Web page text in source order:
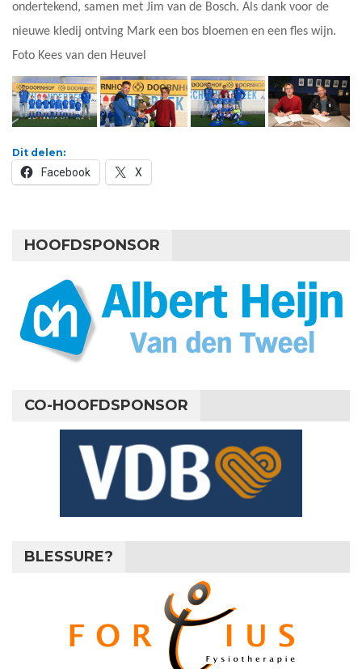
ondertekend, samen met Jim van de Bosch. Als dank voor de
nieuwe kledij ontving Mark een bos bloemen en een fles wijn.
Foto Kees van den Heuvel
Dit delen:
Facebook X
HOOFDSPONSOR
CO-HOOFDSPONSOR
BLESSURE?